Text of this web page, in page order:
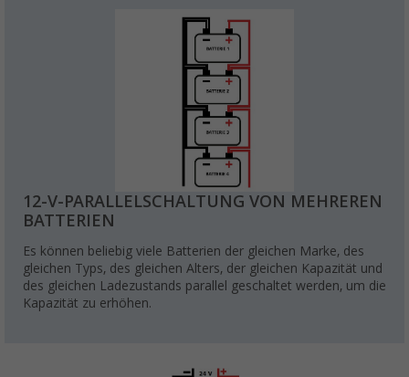
12-V-PARALLELSCHALTUNG VON MEHREREN
BATTERIEN
Es können beliebig viele Batterien der gleichen Marke, des
gleichen Typs, des gleichen Alters, der gleichen Kapazität und
des gleichen Ladezustands parallel geschaltet werden, um die
Kapazität zu erhöhen.